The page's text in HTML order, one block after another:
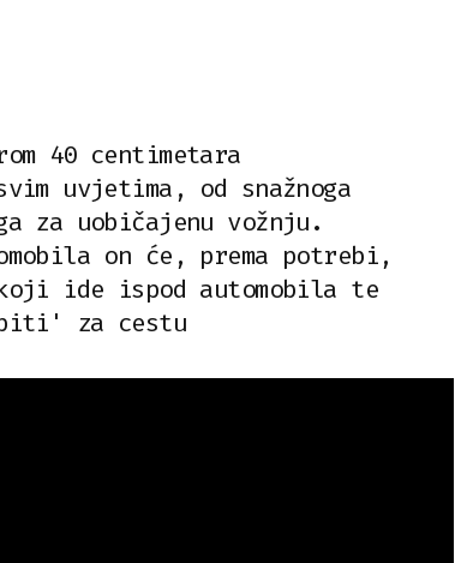
40 centimetara
uvjetima, od snažnoga
za uobičajenu vožnju.
on će, prema potrebi,
ide ispod automobila te
za cestu